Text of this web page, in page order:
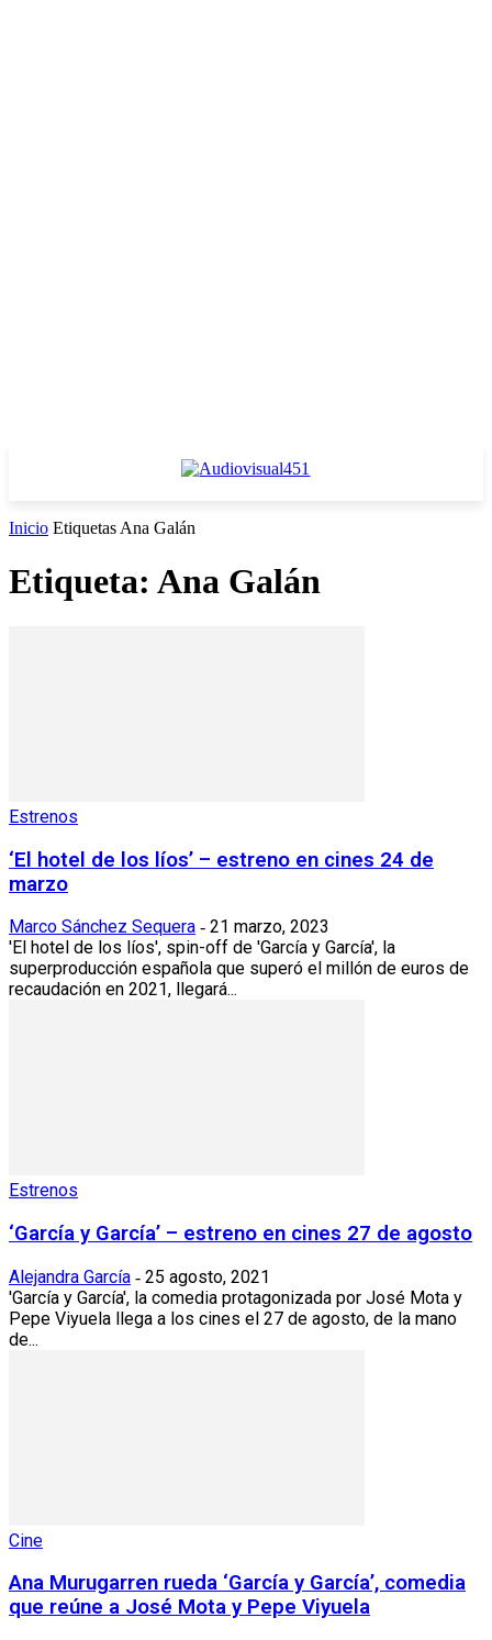
Inicio Etiquetas Ana Galán
Etiqueta: Ana Galán
Estrenos
‘El hotel de los líos’ – estreno en cines 24 de
marzo
Marco Sánchez Sequera - 21 marzo, 2023
'El hotel de los líos', spin-off de 'García y García', la
superproducción española que superó el millón de euros de
recaudación en 2021, llegará...
Estrenos
‘García y García’ – estreno en cines 27 de agosto
Alejandra García - 25 agosto, 2021
'García y García', la comedia protagonizada por José Mota y
Pepe Viyuela llega a los cines el 27 de agosto, de la mano
de...
Cine
Ana Murugarren rueda ‘García y García’, comedia
que reúne a José Mota y Pepe Viyuela